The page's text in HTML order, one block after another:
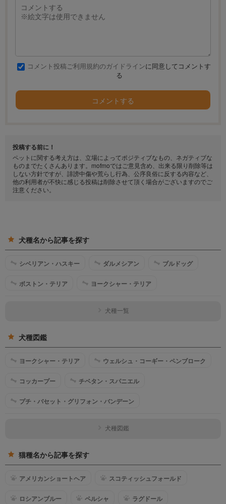
コメント投稿ご利用規約のガイドラインに同意してコメントす
る
コメントする
投稿する前に！
ペットに関する考え方は、立場によってポジティブなもの、ネガティブな
ものまでたくさんあります。mofmoではご意見含め、出来る限り削除等は
しない方針ですが、誹謗中傷や荒らし行為、公序良俗に反する内容など、
他の利用者が不快に感じる投稿は削除させて頂く場合がございますのでご
注意ください。
犬種名から記事を探す
シベリアン・ハスキー ダルメシアン ブルドッグ
ボストン・テリア ヨークシャー・テリア
犬種一覧
犬種図鑑
ヨークシャー・テリア ウェルシュ・コーギー・ペンブローク
コッカープー チベタン・スパニエル
プチ・バセット・グリフォン・バンデーン
犬種図鑑
猫種名から記事を探す
アメリカンショートヘア スコティッシュフォールド
ロシアンブルー ペルシャ ラグドール